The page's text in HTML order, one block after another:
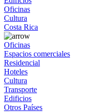
Oficinas
Cultura
Costa Rica
Oficinas
Espacios comerciales
Residencial
Hoteles
Cultura
Transporte
Edificios
Otros Países